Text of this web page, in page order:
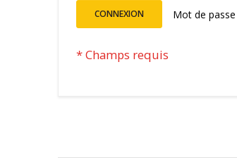
CONNEXION Mot de